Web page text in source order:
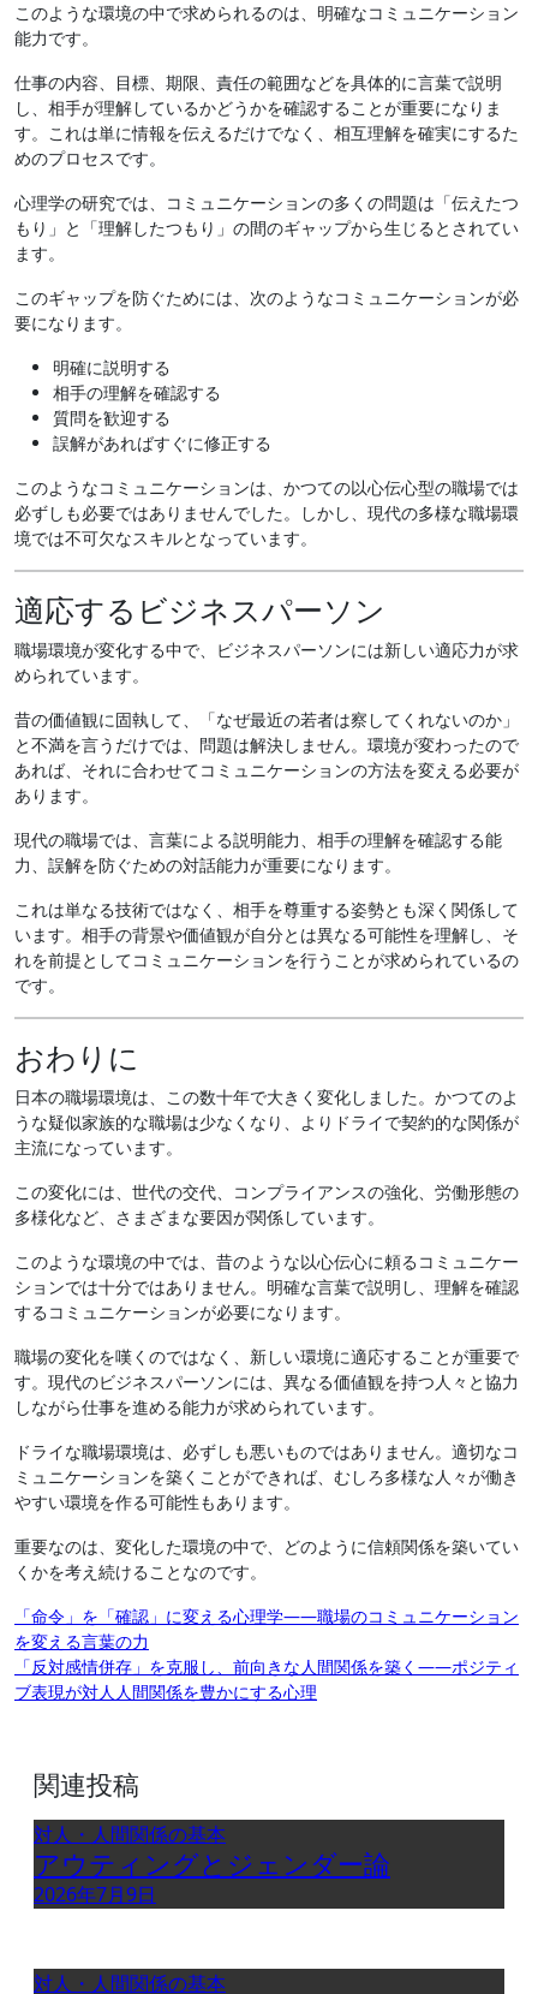
このような環境の中で求められるのは、明確なコミュニケーション
能力です。
仕事の内容、目標、期限、責任の範囲などを具体的に言葉で説明
し、相手が理解しているかどうかを確認することが重要になりま
す。これは単に情報を伝えるだけでなく、相互理解を確実にするた
めのプロセスです。
心理学の研究では、コミュニケーションの多くの問題は「伝えたつ
もり」と「理解したつもり」の間のギャップから生じるとされてい
ます。
このギャップを防ぐためには、次のようなコミュニケーションが必
要になります。
明確に説明する
相手の理解を確認する
質問を歓迎する
誤解があればすぐに修正する
このようなコミュニケーションは、かつての以心伝心型の職場では
必ずしも必要ではありませんでした。しかし、現代の多様な職場環
境では不可欠なスキルとなっています。
適応するビジネスパーソン
職場環境が変化する中で、ビジネスパーソンには新しい適応力が求
められています。
昔の価値観に固執して、「なぜ最近の若者は察してくれないのか」
と不満を言うだけでは、問題は解決しません。環境が変わったので
あれば、それに合わせてコミュニケーションの方法を変える必要が
あります。
現代の職場では、言葉による説明能力、相手の理解を確認する能
力、誤解を防ぐための対話能力が重要になります。
これは単なる技術ではなく、相手を尊重する姿勢とも深く関係して
います。相手の背景や価値観が自分とは異なる可能性を理解し、そ
れを前提としてコミュニケーションを行うことが求められているの
です。
おわりに
日本の職場環境は、この数十年で大きく変化しました。かつてのよ
うな疑似家族的な職場は少なくなり、よりドライで契約的な関係が
主流になっています。
この変化には、世代の交代、コンプライアンスの強化、労働形態の
多様化など、さまざまな要因が関係しています。
このような環境の中では、昔のような以心伝心に頼るコミュニケー
ションでは十分ではありません。明確な言葉で説明し、理解を確認
するコミュニケーションが必要になります。
職場の変化を嘆くのではなく、新しい環境に適応することが重要で
す。現代のビジネスパーソンには、異なる価値観を持つ人々と協力
しながら仕事を進める能力が求められています。
ドライな職場環境は、必ずしも悪いものではありません。適切なコ
ミュニケーションを築くことができれば、むしろ多様な人々が働き
やすい環境を作る可能性もあります。
重要なのは、変化した環境の中で、どのように信頼関係を築いてい
くかを考え続けることなのです。
投
稿
ナ
ゲ
ー
シ
ョ
ン
「命令」を「確認」に変える心理学――職場のコミュニケーション
を変える言葉の力
「反対感情併存」を克服し、前向きな人間関係を築く――ポジティ
ブ表現が対人人間関係を豊かにする心理
関連投稿
対人・人間関係の基本
アウティングとジェンダー論
2026年7月9日
対人・人間関係の基本